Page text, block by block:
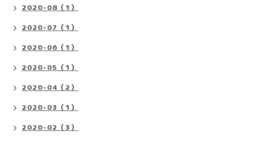
2020-08（1）
2020-07（1）
2020-06（1）
2020-05（1）
2020-04（2）
2020-03（1）
2020-02（3）